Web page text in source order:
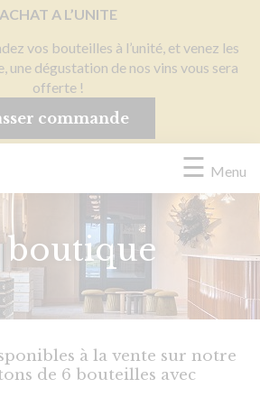
cookies
ACHAT A L’UNITE
vos bouteilles à l’unité, et venez les
une dégustation de nos vins vous sera
offerte !
commande
☰ Menu
boutique
à la vente sur notre
de 6 bouteilles avec